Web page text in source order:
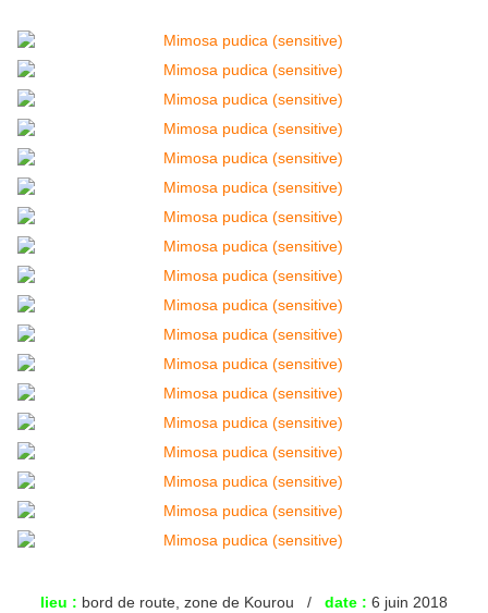
lieu : bord de route, zone de Kourou / date : 6 juin 2018